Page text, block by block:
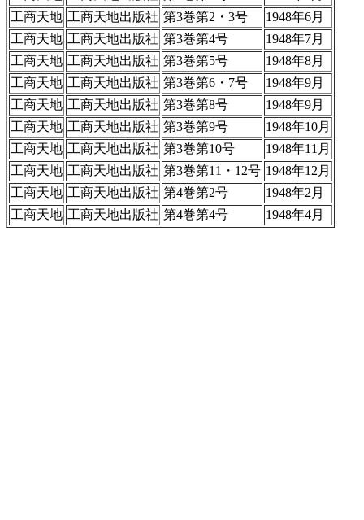
工商天地 工商天地出版社 第3巻第2・3号
1948年6月
工商天地 工商天地出版社 第3巻第4号
1948年7月
工商天地 工商天地出版社 第3巻第5号
1948年8月
工商天地 工商天地出版社 第3巻第6・7号
1948年9月
工商天地 工商天地出版社 第3巻第8号
1948年9月
工商天地 工商天地出版社 第3巻第9号
1948年10月
工商天地 工商天地出版社 第3巻第10号
1948年11月
工商天地 工商天地出版社 第3巻第11・12号 1948年12月
工商天地 工商天地出版社 第4巻第2号
1948年2月
工商天地 工商天地出版社 第4巻第4号 1948年4月